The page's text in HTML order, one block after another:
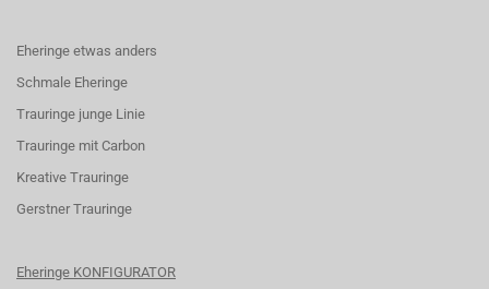
Eheringe etwas anders
Schmale Eheringe
Trauringe junge Linie
Trauringe mit Carbon
Kreative Trauringe
Gerstner Trauringe
Eheringe KONFIGURATOR